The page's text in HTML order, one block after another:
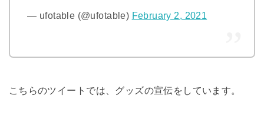
— ufotable (@ufotable) February 2, 2021
こちらのツイートでは、グッズの宣伝をしています。